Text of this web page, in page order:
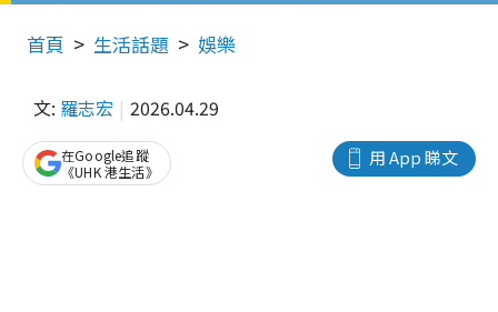
首頁 生活話題 娛樂
文: 羅志宏 2026.04.29
用 App 睇文
在Google追蹤
《UHK 港生活》